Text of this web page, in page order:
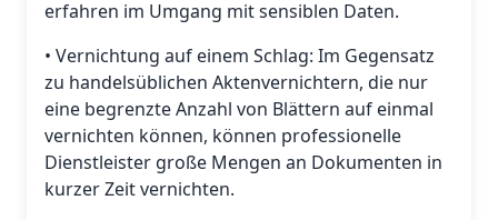
erfahren im Umgang mit sensiblen Daten.
• Vernichtung auf einem Schlag: Im Gegensatz
zu handelsüblichen Aktenvernichtern, die nur
eine begrenzte Anzahl von Blättern auf einmal
vernichten können, können professionelle
Dienstleister große Mengen an Dokumenten in
kurzer Zeit vernichten.